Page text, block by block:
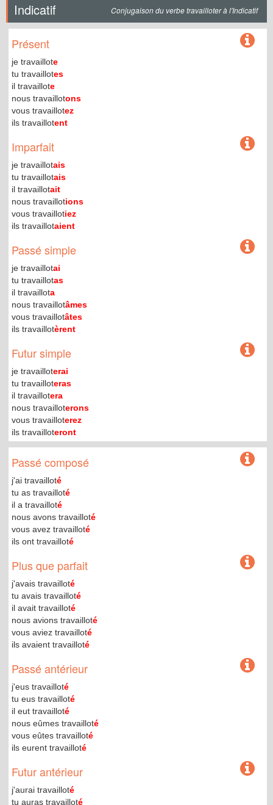
Indicatif Conjugaison du verbe travailloter à l'Indicatif
Présent
je travaillote
tu travaillotes
il travaillote
nous travaillotons
vous travaillotez
ils travaillotent
Imparfait
je travaillotais
tu travaillotais
il travaillotait
nous travaillotions
vous travaillotiez
ils travaillotaient
Passé simple
je travaillotai
tu travaillotas
il travaillota
nous travaillotâmes
vous travaillotâtes
ils travaillotèrent
Futur simple
je travailloterai
tu travailloteras
il travaillotera
nous travailloterons
vous travailloterez
ils travailloteront
Passé composé
j'ai travailloté
tu as travailloté
il a travailloté
nous avons travailloté
vous avez travailloté
ils ont travailloté
Plus que parfait
j'avais travailloté
tu avais travailloté
il avait travailloté
nous avions travailloté
vous aviez travailloté
ils avaient travailloté
Passé antérieur
j'eus travailloté
tu eus travailloté
il eut travailloté
nous eûmes travailloté
vous eûtes travailloté
ils eurent travailloté
Futur antérieur
j'aurai travailloté
tu auras travailloté